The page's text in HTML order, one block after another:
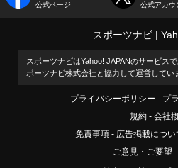
公式ページ
公式アカウ
スポーツナビ
スポーツナビはYahoo! JAPANのサービス
ポーツナビ株式会社と協力して運営してい
プライバシーポリシー
プ
規約
会社
免責事項
広告掲載につい
ご意見・ご要望